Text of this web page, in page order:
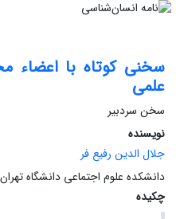
سخنی کوتاه با اعضاء
علمی
سخن سردبیر
نویسنده
جلال الدین رفیع فر
دانشکده علوم اجتماعی دانشگاه تهران
چکیده